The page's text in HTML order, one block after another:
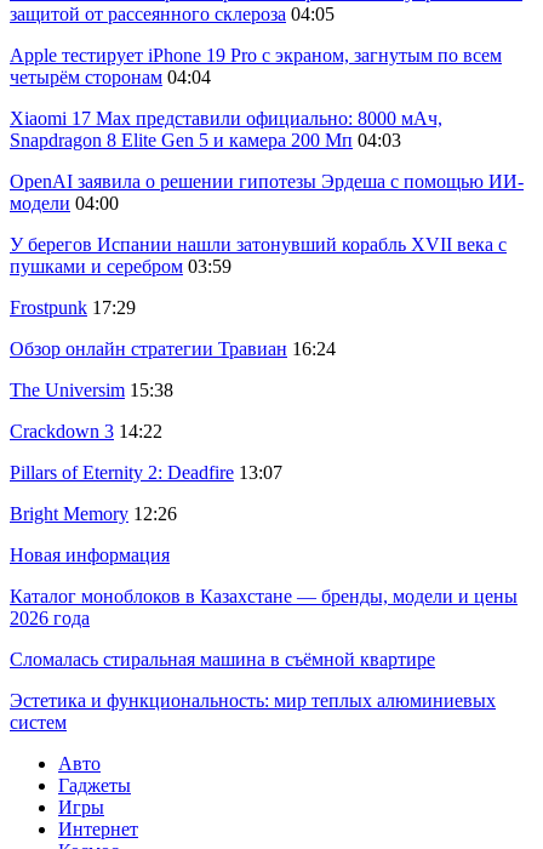
защитой от рассеянного склероза 04:05
Apple тестирует iPhone 19 Pro с экраном, загнутым по всем
четырём сторонам 04:04
Xiaomi 17 Max представили официально: 8000 мАч,
Snapdragon 8 Elite Gen 5 и камера 200 Мп 04:03
OpenAI заявила о решении гипотезы Эрдеша с помощью ИИ-
модели 04:00
У берегов Испании нашли затонувший корабль XVII века с
пушками и серебром 03:59
Frostpunk 17:29
Обзор онлайн стратегии Травиан 16:24
The Universim 15:38
Crackdown 3 14:22
Pillars of Eternity 2: Deadfire 13:07
Bright Memory 12:26
Новая информация
Каталог моноблоков в Казахстане — бренды, модели и цены
2026 года
Сломалась стиральная машина в съёмной квартире
Эстетика и функциональность: мир теплых алюминиевых
систем
Авто
Гаджеты
Игры
Интернет